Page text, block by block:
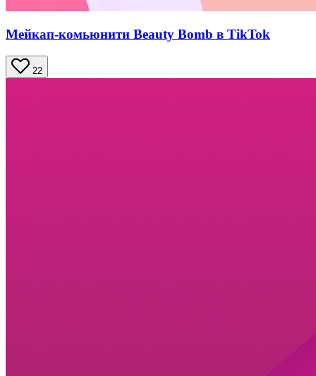
Мейкап-комьюнити Beauty Bomb в TikTok
22